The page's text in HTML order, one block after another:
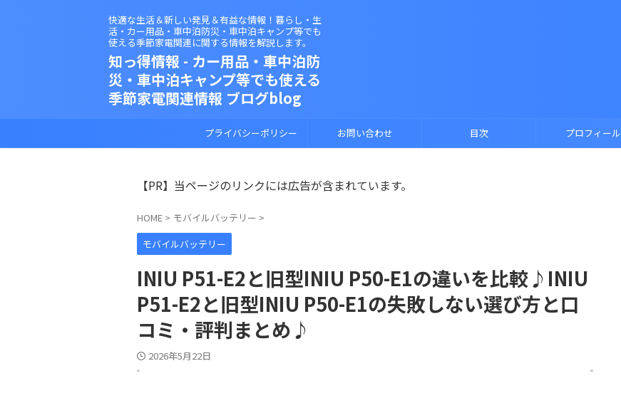
快適な生活＆新しい発見＆有益な情報！暮らし・生
活・カー用品・車中泊防災・車中泊キャンプ等でも
使える季節家電関連に関する情報を解説します。
知っ得情報 - カー用品・車中泊防
災・車中泊キャンプ等でも使える
季節家電関連情報 ブログblog
プライバシーポリシー お問い合わせ 目次 プロフィール
【PR】当ページのリンクには広告が含まれています。
HOME > モバイルバッテリー >
モバイルバッテリー
INIU P51-E2と旧型INIU P50-E1の違いを比較♪INIU
P51-E2と旧型INIU P50-E1の失敗しない選び方と口
コミ・評判まとめ♪
2026年5月22日